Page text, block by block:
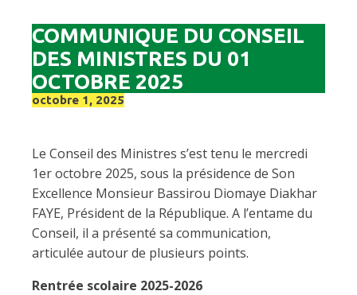
COMMUNIQUE DU CONSEIL
DES MINISTRES DU 01
OCTOBRE 2025
octobre 1, 2025
Le Conseil des Ministres s’est tenu le mercredi
1er octobre 2025, sous la présidence de Son
Excellence Monsieur Bassirou Diomaye Diakhar
FAYE, Président de la République. A l’entame du
Conseil, il a présenté sa communication,
articulée autour de plusieurs points.
Rentrée scolaire 2025-2026